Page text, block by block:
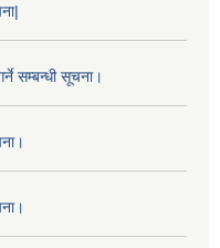
सम्बन्धी सूचना।